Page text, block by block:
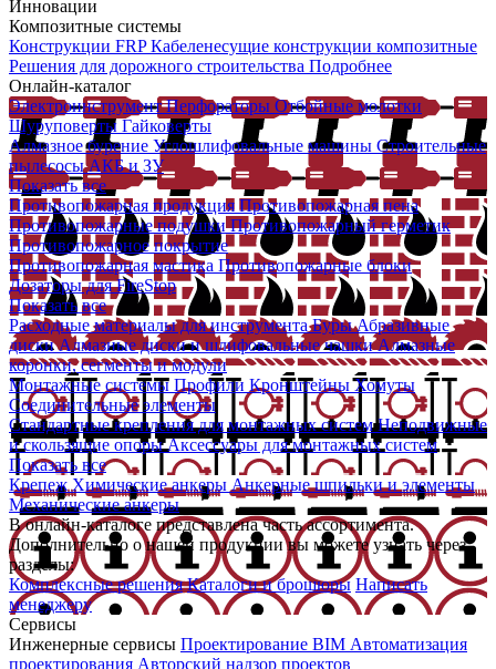
Инновации
Композитные системы
Конструкции FRPКабеленесущие конструкции композитные
Решения для дорожного строительства Подробнее
Онлайн-каталог
ЭлектроинструментПерфораторы Отбойные молотки
Шуруповерты Гайковерты
Алмазное бурение Углошлифовальные машины Строительные
пылесосыАКБ и ЗУ
Показать все
Противопожарная продукция Противопожарная пена
Противопожарные подушкиПротивопожарный герметик
Противопожарное покрытие
Противопожарная мастика Противопожарные блоки
Дозаторы для FireStop
Показать все
Расходные материалы для инструментаБурыАбразивные
дискиАлмазные диски и шлифовальные чашкиАлмазные
коронки, сегменты и модули
Монтажные системы Профили КронштейныХомуты
Соединительные элементы
Стандартные крепления для монтажных системНеподвижные
и скользящие опорыАксессуары для монтажных систем
Показать все
КрепежХимические анкеры Анкерные шпильки и элементы
Механические анкеры
В онлайн-каталоге представлена часть ассортимента.
Дополнительно о нашей продукции вы можете узнать через
разделы:
Комплексные решения Каталоги и брошюры Написать
менеджеру
Сервисы
Инженерные сервисы Проектирование BIM Автоматизация
проектирования Авторский надзор проектов